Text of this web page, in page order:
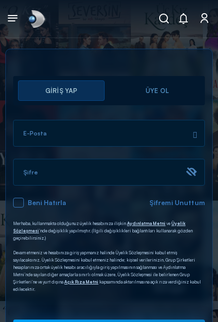
Arama
ARAMA SONUÇLARI
DİĞER SONUÇLAR
GİRİŞ YAP ÜYE OL
E-Posta
Şifre
Beni Hatırla Şifremi Unuttum
Merhaba, kullanmakta olduğunuz üyelik hesabınıza ilişkinAydınlatma Metni veÜyelik
Sözleşmesi’nde değişiklik yapılmıştır. (İlgili değişiklikleri bağlantıları kullanarak gözden
geçirebilirsiniz.)
Devam etmeniz ve hesabınıza giriş yapmanız halinde Üyelik Sözleşmesini kabul etmiş
sayılacaksınız. Üyelik Sözleşmesini kabul etmeniz halinde; kişisel verilerinizin, Grup Şirketleri
hesaplarınıza ortak üyelik hesabı aracılığıyla giriş yapılmasının sağlanması ve Aydınlatma
Metni’nde sayılan diğer amaçlarla sınırlı olmak üzere, Üyelik Sözleşmesi ile belirlenen Grup
Şirketleri’ne ve yurt dışınaAçık Rıza Metni kapsamında aktarılmasına açık rıza verdiğiniz kabul
edilecektir.